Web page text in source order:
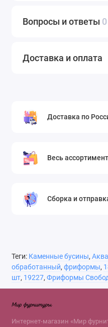
Вопросы и ответы 0
Доставка и оплата
Доставка по
Весь
Сборка и
Теги: Каменные бусины,
обработанный, фриформы,
шт, 19227, Фриформы
Интернет-магазин «Мир